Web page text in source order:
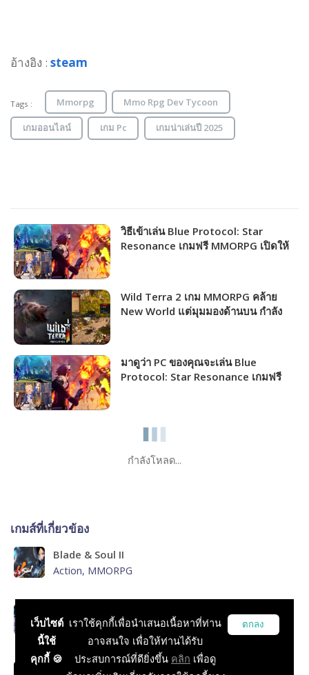
อ้างอิง : steam
Tags : Mmorpg Mmo Rpg Dev Tycoon
เกมออนไลน์ เกม Pc เกมน่าเล่นปี 2025
วิธีเข้าเล่น Blue Protocol: Star
Resonance เกมฟรี MMORPG เปิดให้
Wild Terra 2 เกม MMORPG คล้าย
New World แต่มุมมองด้านบน กำลัง
มาดูว่า PC ของคุณจะเล่น Blue
Protocol: Star Resonance เกมฟรี
กำลังโหลด...
เกมส์ที่เกี่ยวข้อง
Blade & Soul II
Action, MMORPG
RPG, MMORPG, บทความทั่วไป
Blade & Soul 2
เว็บไซต์
นี้ใช้
คุกกี้ 🍪
เราใช้คุกกี้เพื่อนำเสนอเนื้อหาที่ท่าน
อาจสนใจ เพื่อให้ท่านได้รับ
ประสบการณ์ที่ดียิ่งขึ้น คลิก เพื่อดู
ตกลง